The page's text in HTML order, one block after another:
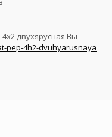
двухярусная Вы
pep-4h2-dvuhyarusnaya